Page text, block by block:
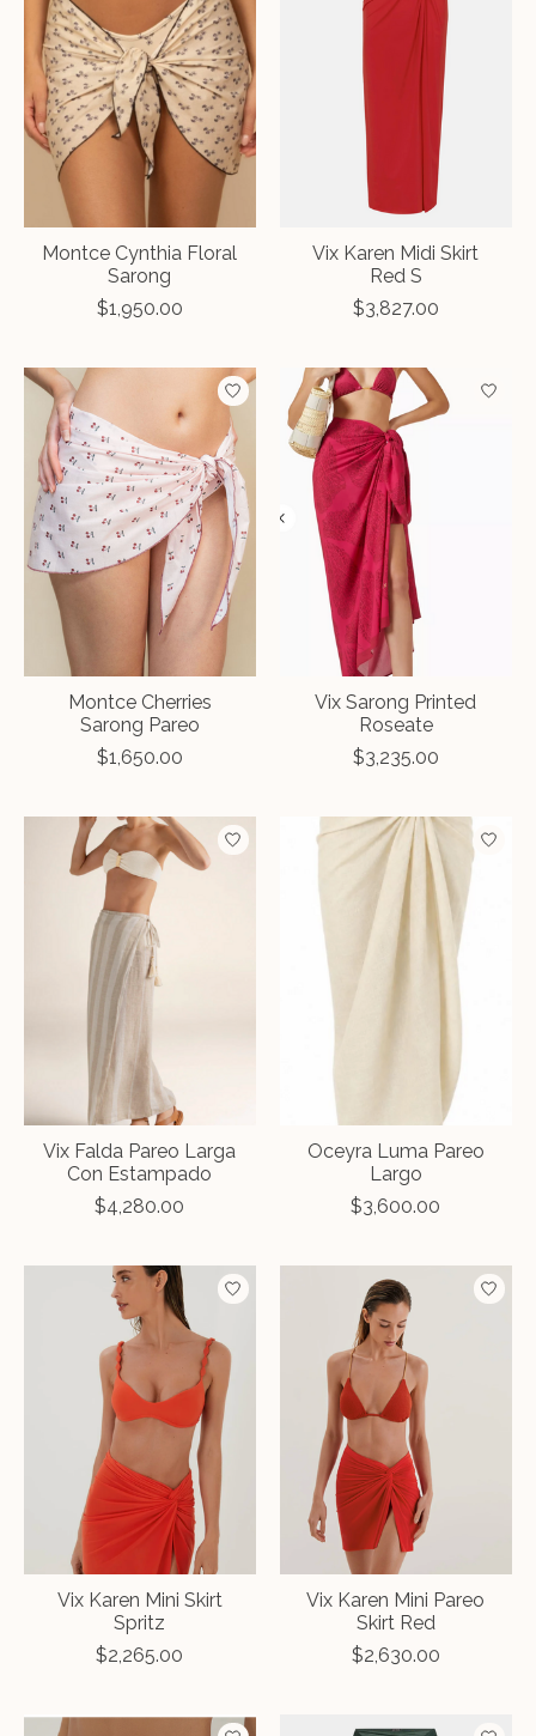
Montce Cynthia Floral
Sarong
$1,950.00
Vix Karen Midi Skirt
Red S
$3,827.00
Montce Cherries
Sarong Pareo
$1,650.00
Vix Sarong Printed
Roseate
$3,235.00
Vix Falda Pareo Larga
Con Estampado
$4,280.00
Oceyra Luma Pareo
Largo
$3,600.00
Vix Karen Mini Skirt
Spritz
$2,265.00
Vix Karen Mini Pareo
Skirt Red
$2,630.00